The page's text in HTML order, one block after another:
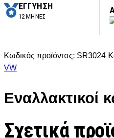
ΕΓΓΥΗΣΗ
12 ΜΗΝΕΣ
Κωδικός προϊόντος: SR3024
VW
Εναλλακτικοί
Σχετικά